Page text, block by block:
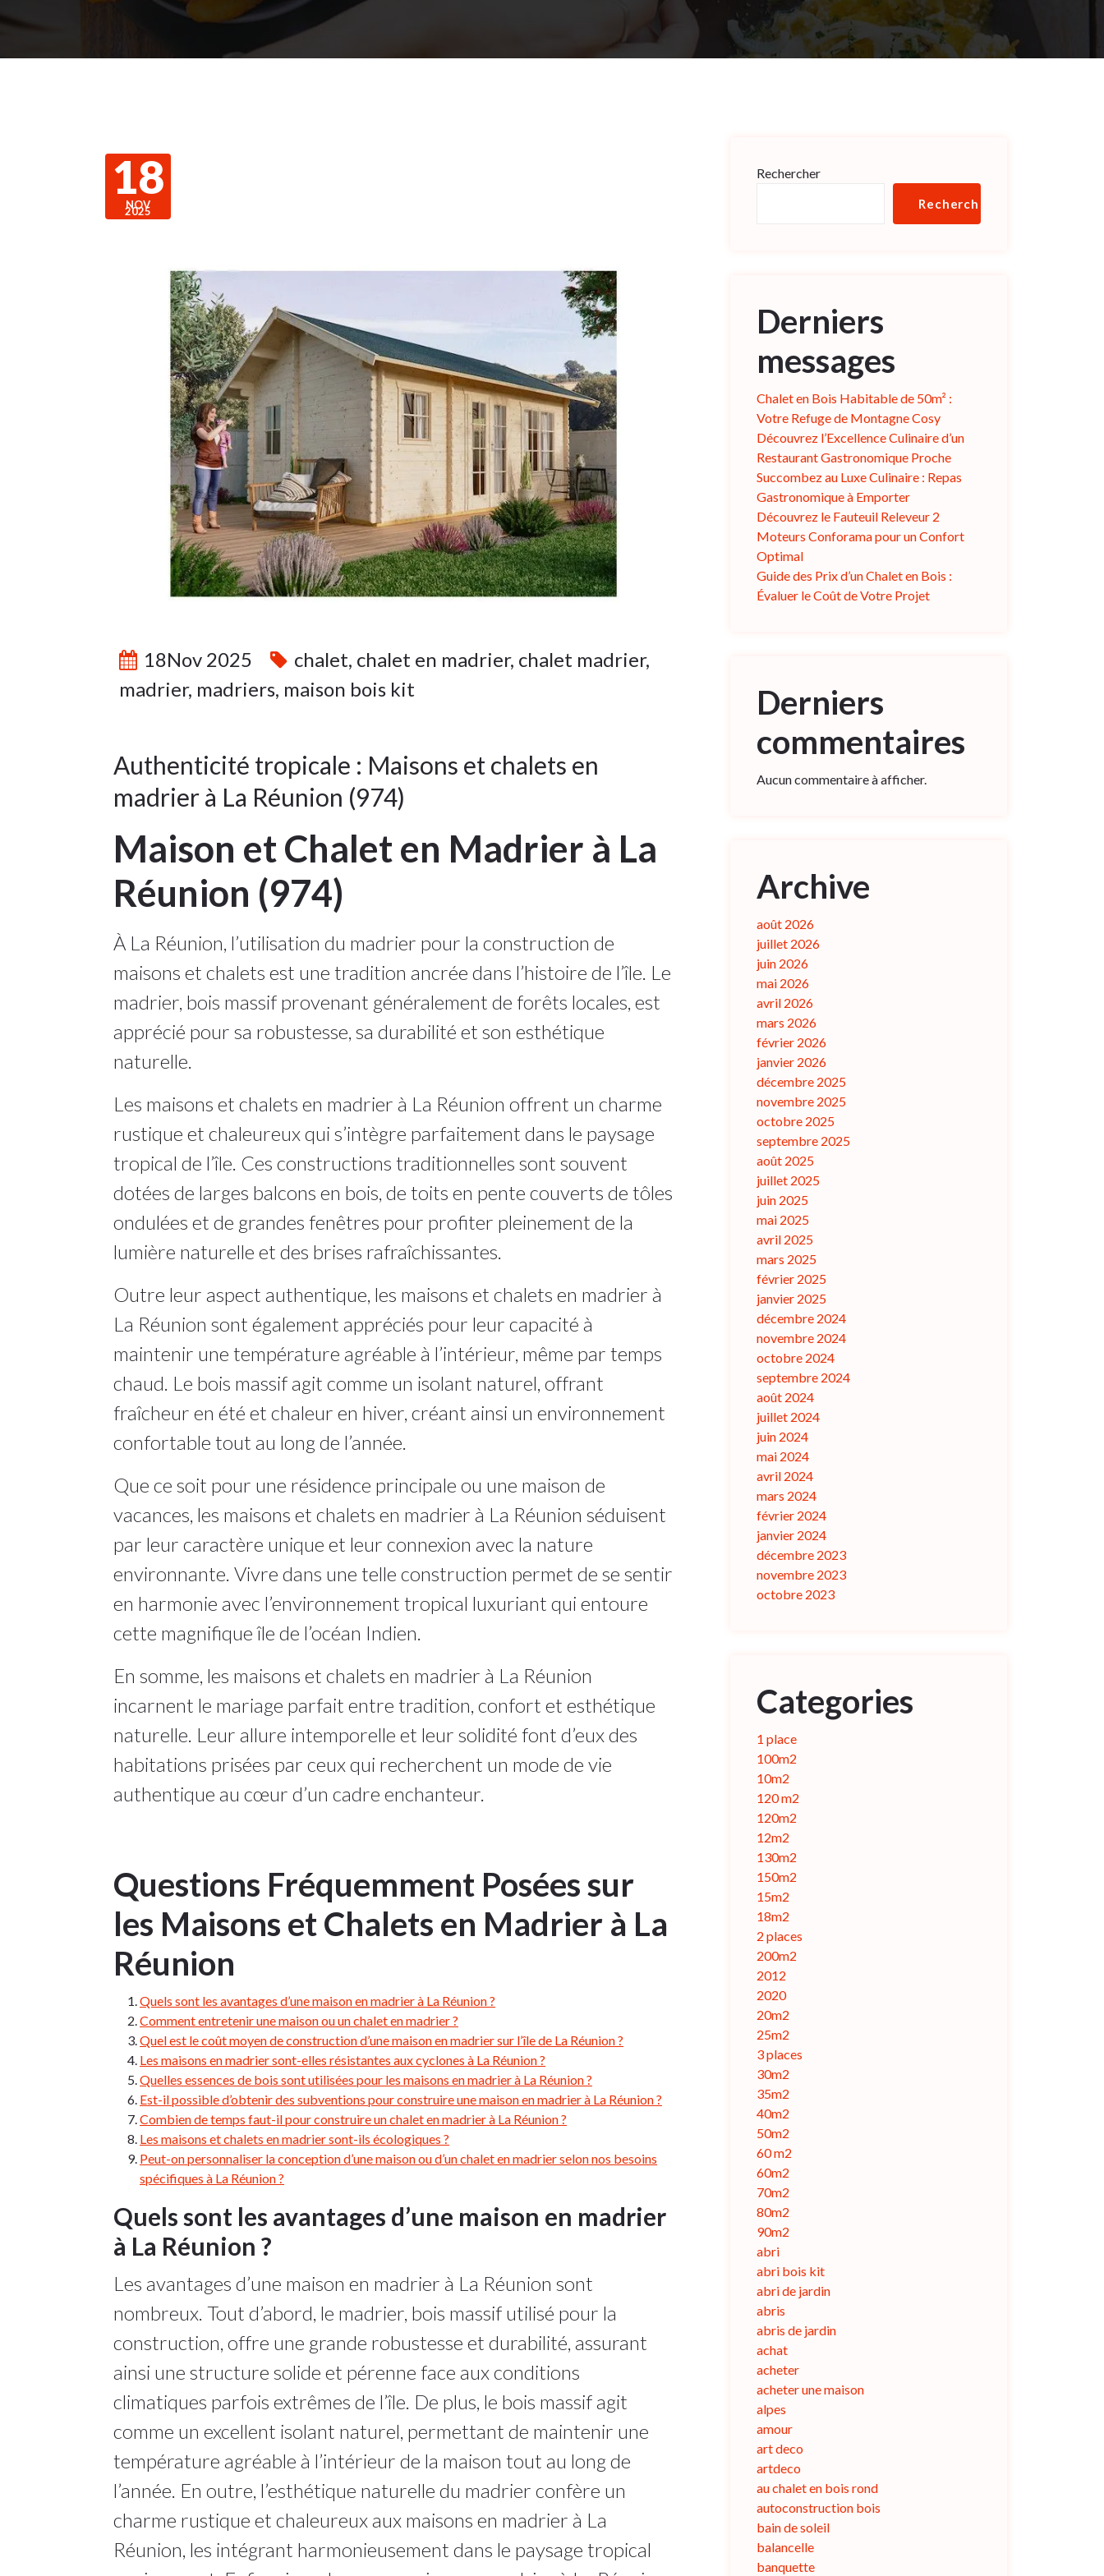
18
NOV
2025
18Nov 2025 chalet, chalet en madrier, chalet madrier,
madrier, madriers, maison bois kit
Authenticité tropicale : Maisons et chalets en
madrier à La Réunion (974)
Maison et Chalet en Madrier à La
Réunion (974)
À La Réunion, l’utilisation du madrier pour la construction de
maisons et chalets est une tradition ancrée dans l’histoire de l’île. Le
madrier, bois massif provenant généralement de forêts locales, est
apprécié pour sa robustesse, sa durabilité et son esthétique
naturelle.
Les maisons et chalets en madrier à La Réunion offrent un charme
rustique et chaleureux qui s’intègre parfaitement dans le paysage
tropical de l’île. Ces constructions traditionnelles sont souvent
dotées de larges balcons en bois, de toits en pente couverts de tôles
ondulées et de grandes fenêtres pour profiter pleinement de la
lumière naturelle et des brises rafraîchissantes.
Outre leur aspect authentique, les maisons et chalets en madrier à
La Réunion sont également appréciés pour leur capacité à
maintenir une température agréable à l’intérieur, même par temps
chaud. Le bois massif agit comme un isolant naturel, offrant
fraîcheur en été et chaleur en hiver, créant ainsi un environnement
confortable tout au long de l’année.
Que ce soit pour une résidence principale ou une maison de
vacances, les maisons et chalets en madrier à La Réunion séduisent
par leur caractère unique et leur connexion avec la nature
environnante. Vivre dans une telle construction permet de se sentir
en harmonie avec l’environnement tropical luxuriant qui entoure
cette magnifique île de l’océan Indien.
En somme, les maisons et chalets en madrier à La Réunion
incarnent le mariage parfait entre tradition, confort et esthétique
naturelle. Leur allure intemporelle et leur solidité font d’eux des
habitations prisées par ceux qui recherchent un mode de vie
authentique au cœur d’un cadre enchanteur.
Questions Fréquemment Posées sur
les Maisons et Chalets en Madrier à La
Réunion
Quels sont les avantages d’une maison en madrier à La Réunion ?
Comment entretenir une maison ou un chalet en madrier ?
Quel est le coût moyen de construction d’une maison en madrier sur l’île de La Réunion ?
Les maisons en madrier sont-elles résistantes aux cyclones à La Réunion ?
Quelles essences de bois sont utilisées pour les maisons en madrier à La Réunion ?
Est-il possible d’obtenir des subventions pour construire une maison en madrier à La Réunion ?
Combien de temps faut-il pour construire un chalet en madrier à La Réunion ?
Les maisons et chalets en madrier sont-ils écologiques ?
Peut-on personnaliser la conception d’une maison ou d’un chalet en madrier selon nos besoins
spécifiques à La Réunion ?
Quels sont les avantages d’une maison en madrier
à La Réunion ?
Les avantages d’une maison en madrier à La Réunion sont
nombreux. Tout d’abord, le madrier, bois massif utilisé pour la
construction, offre une grande robustesse et durabilité, assurant
ainsi une structure solide et pérenne face aux conditions
climatiques parfois extrêmes de l’île. De plus, le bois massif agit
comme un excellent isolant naturel, permettant de maintenir une
température agréable à l’intérieur de la maison tout au long de
l’année. En outre, l’esthétique naturelle du madrier confère un
charme rustique et chaleureux aux maisons en madrier à La
Réunion, les intégrant harmonieusement dans le paysage tropical
Rechercher
Rechercher
Derniers
messages
Chalet en Bois Habitable de 50m² :
Votre Refuge de Montagne Cosy
Découvrez l’Excellence Culinaire d’un
Restaurant Gastronomique Proche
Succombez au Luxe Culinaire : Repas
Gastronomique à Emporter
Découvrez le Fauteuil Releveur 2
Moteurs Conforama pour un Confort
Optimal
Guide des Prix d’un Chalet en Bois :
Évaluer le Coût de Votre Projet
Derniers
commentaires
Aucun commentaire à afficher.
Archive
août 2026
juillet 2026
juin 2026
mai 2026
avril 2026
mars 2026
février 2026
janvier 2026
décembre 2025
novembre 2025
octobre 2025
septembre 2025
août 2025
juillet 2025
juin 2025
mai 2025
avril 2025
mars 2025
février 2025
janvier 2025
décembre 2024
novembre 2024
octobre 2024
septembre 2024
août 2024
juillet 2024
juin 2024
mai 2024
avril 2024
mars 2024
février 2024
janvier 2024
décembre 2023
novembre 2023
octobre 2023
Categories
1 place
100m2
10m2
120 m2
120m2
12m2
130m2
150m2
15m2
18m2
2 places
200m2
2012
2020
20m2
25m2
3 places
30m2
35m2
40m2
50m2
60 m2
60m2
70m2
80m2
90m2
abri
abri bois kit
abri de jardin
abris
abris de jardin
achat
acheter
acheter une maison
alpes
amour
art deco
artdeco
au chalet en bois rond
autoconstruction bois
bain de soleil
balancelle
banquette